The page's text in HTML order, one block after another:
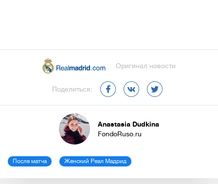
Оригинал новости
Поделиться:
Anastasia Dudkina
FondoRuso.ru
После матча Женский Реал Мадрид